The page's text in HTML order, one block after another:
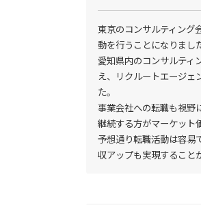
東京のコンサルティング
動を行うことになりまし
愛知県内のコンサルティ
え、リクルートエージ
た。
事業会社への転職も視野
継続する方がマーケット
予想通り転職活動は容易
収アップも実現すること